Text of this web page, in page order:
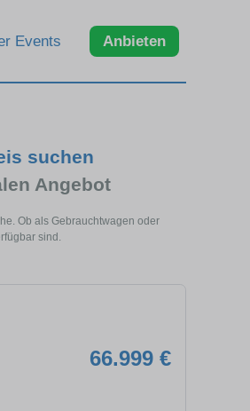
Events Anbieten
suchen
Angebot
Ob als Gebrauchtwagen oder
sind.
66.999 €